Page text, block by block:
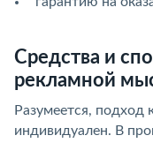
Средства и
рекламной
Разумеется, подход
индивидуален. В